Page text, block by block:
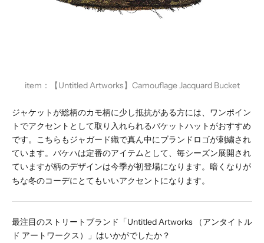
item： 【Untitled Artworks】Camouflage Jacquard Bucket
ジャケットが総柄のカモ柄に少し抵抗がある方には、ワンポイン
トでアクセントとして取り入れられるバケットハットがおすすめ
です。こちらもジャガード織で真ん中にブランドロゴが刺繍され
ています。バケハは定番のアイテムとして、毎シーズン展開され
ていますが柄のデザインは今季が初登場になります。暗くなりが
ちな冬のコーデにとてもいいアクセントになります。
最注目のストリートブランド「Untitled Artworks （アンタイトル
ド アートワークス）」はいかがでしたか？